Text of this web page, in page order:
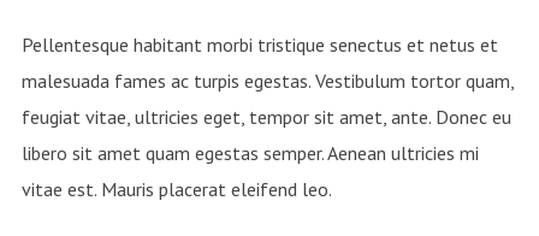
Pellentesque habitant morbi tristique senectus et netus et
malesuada fames ac turpis egestas. Vestibulum tortor quam,
feugiat vitae, ultricies eget, tempor sit amet, ante. Donec eu
libero sit amet quam egestas semper. Aenean ultricies mi
vitae est. Mauris placerat eleifend leo.